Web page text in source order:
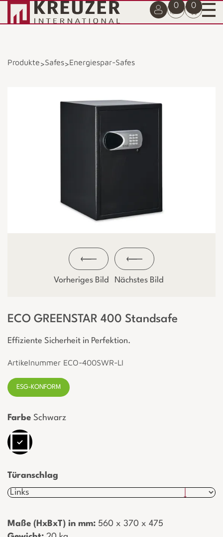
0 0
Produkte>Safes>Energiespar-Safes
Vorheriges Bild Nächstes Bild
ECO GREENSTAR 400 Standsafe
Effiziente Sicherheit in Perfektion.
Artikelnummer ECO-400SWR-LI
ESG-KONFORM
Farbe Schwarz
Türanschlag
Maße (HxBxT) in mm: ­ 560 x 370 x 475